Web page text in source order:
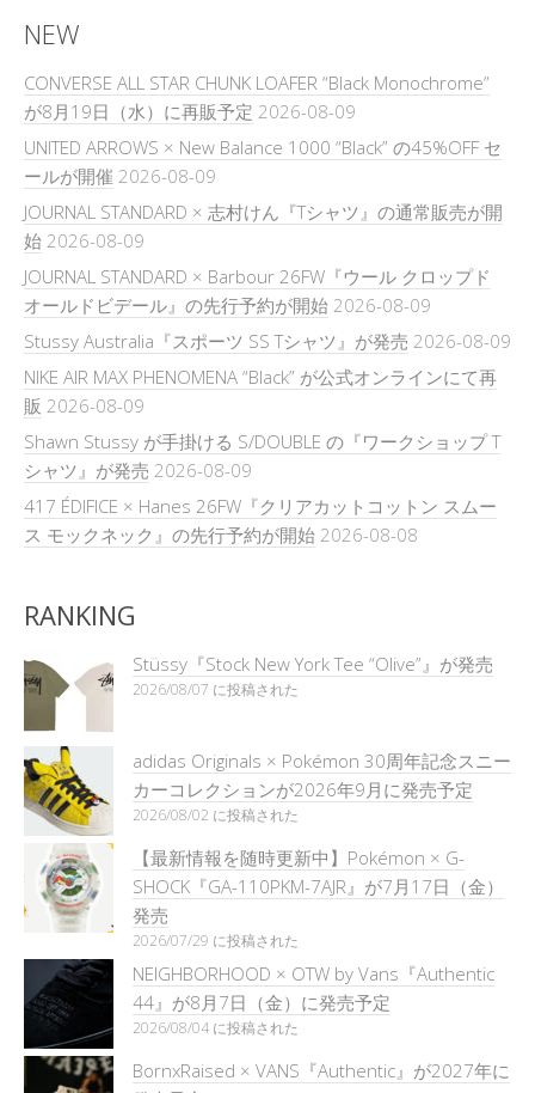
NEW
CONVERSE ALL STAR CHUNK LOAFER “Black Monochrome”
が8月19日（水）に再販予定 2026-08-09
UNITED ARROWS × New Balance 1000 “Black” の45%OFF セ
ールが開催 2026-08-09
JOURNAL STANDARD × 志村けん『Tシャツ』の通常販売が開
始 2026-08-09
JOURNAL STANDARD × Barbour 26FW『ウール クロップド
オールドビデール』の先行予約が開始 2026-08-09
Stussy Australia『スポーツ SS Tシャツ』が発売 2026-08-09
NIKE AIR MAX PHENOMENA “Black” が公式オンラインにて再
販 2026-08-09
Shawn Stussy が手掛ける S/DOUBLE の『ワークショップ T
シャツ』が発売 2026-08-09
417 ÉDIFICE × Hanes 26FW『クリアカットコットン スムー
ス モックネック』の先行予約が開始 2026-08-08
RANKING
Stüssy『Stock New York Tee “Olive”』が発売
2026/08/07 に投稿された
adidas Originals × Pokémon 30周年記念スニー
カーコレクションが2026年9月に発売予定
2026/08/02 に投稿された
【最新情報を随時更新中】Pokémon × G-
SHOCK『GA-110PKM-7AJR』が7月17日（金）
発売
2026/07/29 に投稿された
NEIGHBORHOOD × OTW by Vans『Authentic
44』が8月7日（金）に発売予定
2026/08/04 に投稿された
BornxRaised × VANS『Authentic』が2027年に